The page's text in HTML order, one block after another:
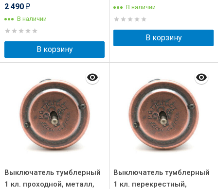
2 490 ₽
В наличии
В корзину
В наличии
В корзину
Выключатель тумблерный
1 кл. проходной, металл,
Выключатель тумблерный
1 кл. перекрестный,